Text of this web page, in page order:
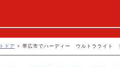
ドア > 帯広市でハーディー ウルトラライ